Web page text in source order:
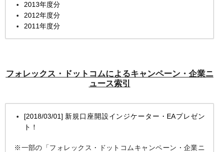
2013年度分
2012年度分
2011年度分
フォレックス・ドットコムによるキャンペーン・企業ニ
ュース索引
[2018/03/01] 新規口座開設インジケーター・EAプレゼン
ト！
※一部の「フォレックス・ドットコムキャンペーン・企業ニ